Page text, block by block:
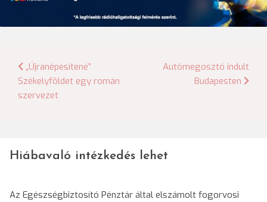
Bejegyzés
navigáció
„Újranépesítené”
Székelyföldet egy román
szervezet
Autómegosztó indult
Budapesten
Hiábavaló intézkedés lehet
Az Egészségbiztosító Pénztár által elszámolt fogorvosi